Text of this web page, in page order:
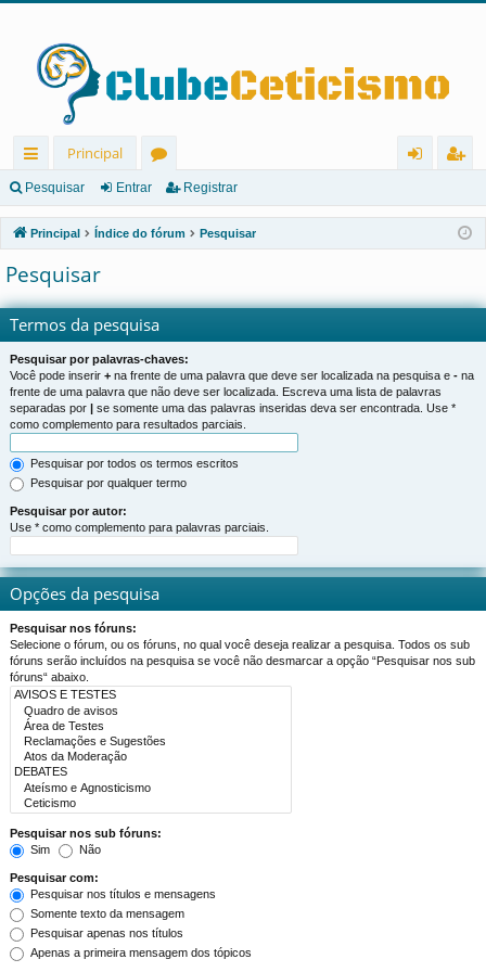
in
ks
rá
pi
d
os
Principal
ór
u
ns
ra
r
ist
ra
Pesquisar Entrar Registrar
Principal Índice do fórum Pesquisar
Pesquisar
Termos da pesquisa
Pesquisar por palavras-chaves:
Você pode inserir + na frente de uma palavra que deve ser localizada na pesquisa e - na
frente de uma palavra que não deve ser localizada. Escreva uma lista de palavras
separadas por
se somente uma das palavras inseridas deva ser encontrada. Use *
como complemento para resultados parciais.
Pesquisar por todos os termos escritos
Pesquisar por qualquer termo
Pesquisar por autor:
Use * como complemento para palavras parciais.
Opções da pesquisa
Pesquisar nos fóruns:
Selecione o fórum, ou os fóruns, no qual você deseja realizar a pesquisa. Todos os sub
fóruns serão incluídos na pesquisa se você não desmarcar a opção “Pesquisar nos sub
fóruns“ abaixo.
Pesquisar nos sub fóruns:
Sim
Não
Pesquisar com:
Pesquisar nos títulos e mensagens
Somente texto da mensagem
Pesquisar apenas nos títulos
Apenas a primeira mensagem dos tópicos